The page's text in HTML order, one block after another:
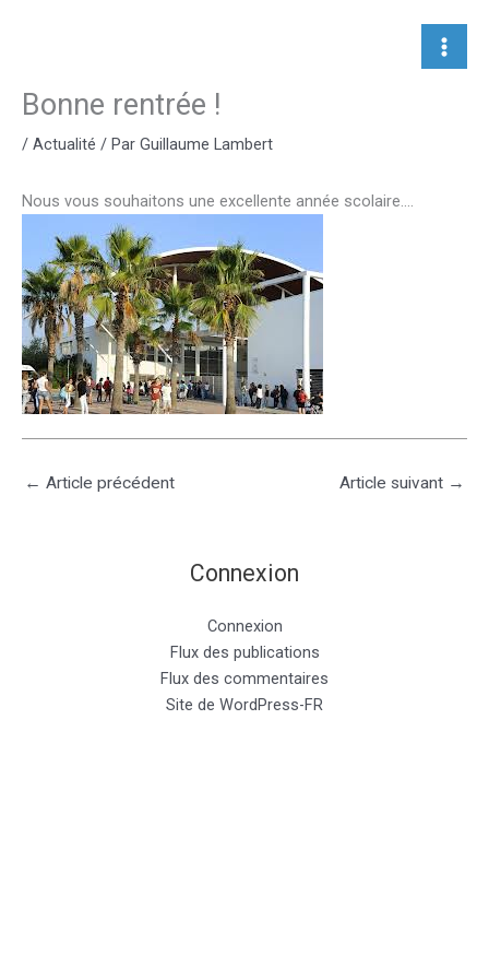
Bonne rentrée !
/ Actualité / Par Guillaume Lambert
Nous vous souhaitons une excellente année scolaire….
← Article précédent Article suivant →
Connexion
Connexion
Flux des publications
Flux des commentaires
Site de WordPress-FR